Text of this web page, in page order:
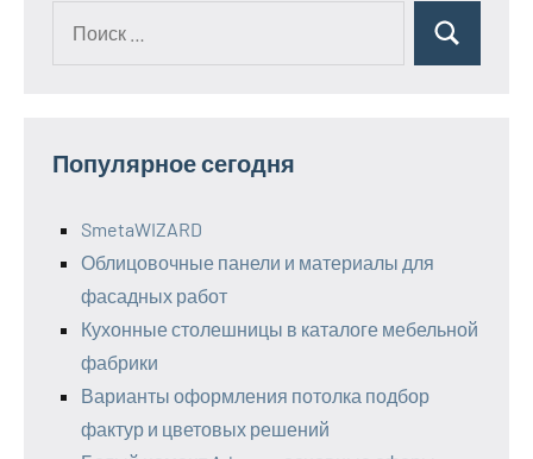
Поиск
Популярное сегодня
SmetaWIZARD
Облицовочные панели и материалы для
фасадных работ
Кухонные столешницы в каталоге мебельной
фабрики
Варианты оформления потолка подбор
фактур и цветовых решений